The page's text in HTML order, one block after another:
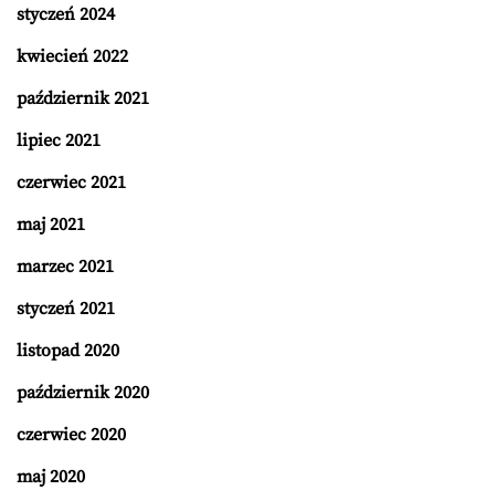
styczeń 2024
kwiecień 2022
październik 2021
lipiec 2021
czerwiec 2021
maj 2021
marzec 2021
styczeń 2021
listopad 2020
październik 2020
czerwiec 2020
maj 2020